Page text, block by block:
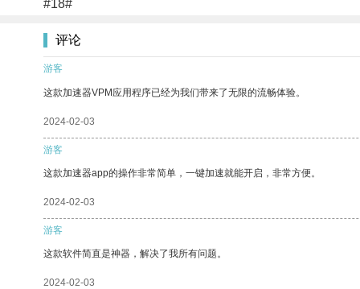
#18#
评论
游客
这款加速器VPM应用程序已经为我们带来了无限的流畅体验。
2024-02-03
游客
这款加速器app的操作非常简单，一键加速就能开启，非常方便。
2024-02-03
游客
这款软件简直是神器，解决了我所有问题。
2024-02-03